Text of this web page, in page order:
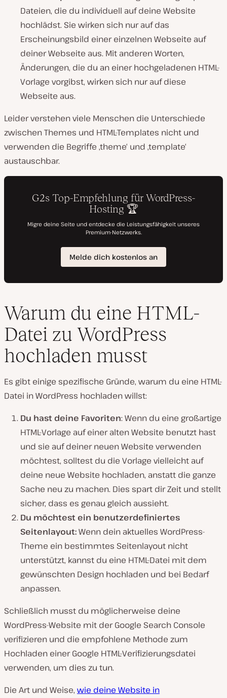
Dateien, die du individuell auf deine Website
hochlädst. Sie wirken sich nur auf das
Erscheinungsbild einer einzelnen Webseite auf
deiner Webseite aus. Mit anderen Worten,
Änderungen, die du an einer hochgeladenen HTML-
Vorlage vorgibst, wirken sich nur auf diese
Webseite aus.
Leider verstehen viele Menschen die Unterschiede
zwischen Themes und HTML-Templates nicht und
verwenden die Begriffe ‚theme‘ und ‚template‘
austauschbar.
Warum du eine HTML-
Datei zu WordPress
hochladen musst
Es gibt einige spezifische Gründe, warum du eine HTML-
Datei in WordPress hochladen willst:
Du hast deine Favoriten: Wenn du eine großartige
HTML-Vorlage auf einer alten Website benutzt hast
und sie auf deiner neuen Website verwenden
möchtest, solltest du die Vorlage vielleicht auf
deine neue Website hochladen, anstatt die ganze
Sache neu zu machen. Dies spart dir Zeit und stellt
sicher, dass es genau gleich aussieht.
Du möchtest ein benutzerdefiniertes
Seitenlayout:Wenn dein aktuelles WordPress-
Theme ein bestimmtes Seitenlayout nicht
unterstützt, kannst du eine HTML-Datei mit dem
gewünschten Design hochladen und bei Bedarf
anpassen.
Schließlich musst du möglicherweise deine
WordPress-Website mit der Google Search Console
verifizieren und die empfohlene Methode zum
Hochladen einer Google HTML-Verifizierungsdatei
verwenden, um dies zu tun.
Die Art und Weise, wie deine Website in